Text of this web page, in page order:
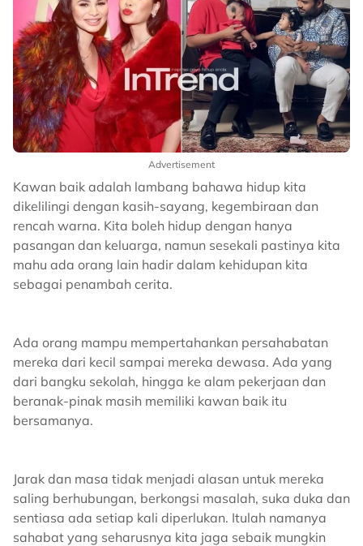
Advertisement
Kawan baik adalah lambang bahawa hidup kita
dikelilingi dengan kasih-sayang, kegembiraan dan
rencah warna. Kita boleh hidup dengan hanya
pasangan dan keluarga, namun sesekali pastinya kita
mahu ada orang lain hadir dalam kehidupan kita
sebagai penambah cerita.
Ada orang mampu mempertahankan persahabatan
mereka dari kecil sampai mereka dewasa. Ada yang
dari bangku sekolah, hingga ke alam pekerjaan dan
beranak-pinak masih memiliki kawan baik itu
bersamanya.
Jarak dan masa tidak menjadi alasan untuk mereka
saling berhubungan, berkongsi masalah, suka duka dan
sentiasa ada setiap kali diperlukan. Itulah namanya
sahabat yang seharusnya kita jaga sebaik mungkin